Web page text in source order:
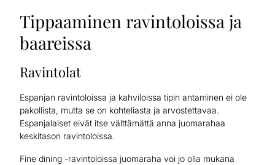
Tippaaminen ravintoloissa ja
baareissa
Ravintolat
Espanjan ravintoloissa ja kahviloissa tipin antaminen ei ole
pakollista, mutta se on kohteliasta ja arvostettavaa.
Espanjalaiset eivät itse välttämättä anna juomarahaa
keskitason ravintoloissa.
Fine dining -ravintoloissa juomaraha voi jo olla mukana